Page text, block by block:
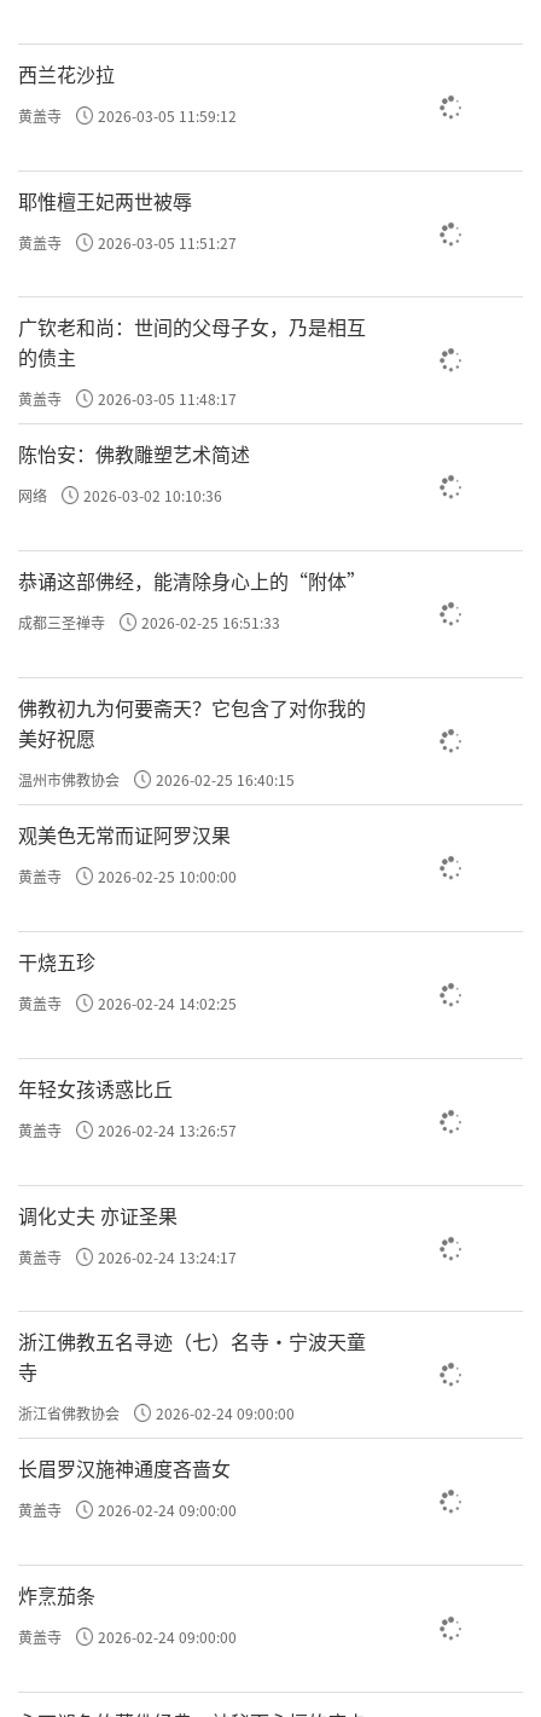
西兰花沙拉
黄盖寺 2026-03-05 11:59:12
耶惟檀王妃两世被辱
黄盖寺 2026-03-05 11:51:27
广钦老和尚：世间的父母子女，乃是相互
的债主
黄盖寺 2026-03-05 11:48:17
陈怡安：佛教雕塑艺术简述
网络 2026-03-02 10:10:36
恭诵这部佛经，能清除身心上的“附体”
成都三圣禅寺 2026-02-25 16:51:33
佛教初九为何要斋天？它包含了对你我的
美好祝愿
温州市佛教协会 2026-02-25 16:40:15
观美色无常而证阿罗汉果
黄盖寺 2026-02-25 10:00:00
干烧五珍
黄盖寺 2026-02-24 14:02:25
年轻女孩诱惑比丘
黄盖寺 2026-02-24 13:26:57
调化丈夫 亦证圣果
黄盖寺 2026-02-24 13:24:17
浙江佛教五名寻迹（七）名寺·宁波天童
寺
浙江省佛教协会 2026-02-24 09:00:00
长眉罗汉施神通度吝啬女
黄盖寺 2026-02-24 09:00:00
炸烹茄条
黄盖寺 2026-02-24 09:00:00